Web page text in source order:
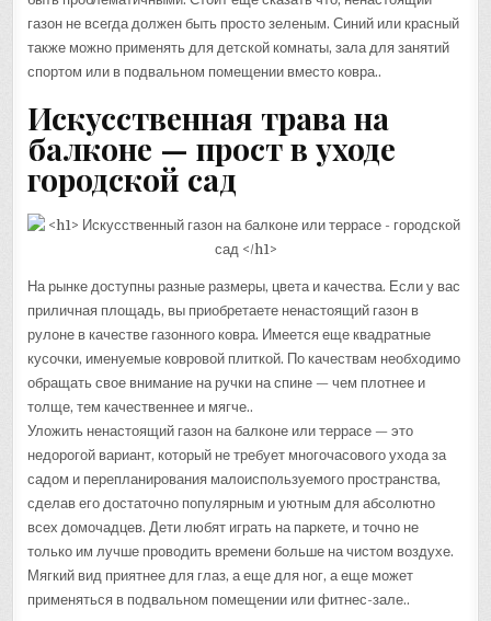
газон не всегда должен быть просто зеленым. Синий или красный
также можно применять для детской комнаты, зала для занятий
спортом или в подвальном помещении вместо ковра..
Искусственная трава на
балконе — прост в уходе
городской сад
На рынке доступны разные размеры, цвета и качества. Если у вас
приличная площадь, вы приобретаете ненастоящий газон в
рулоне в качестве газонного ковра. Имеется еще квадратные
кусочки, именуемые ковровой плиткой. По качествам необходимо
обращать свое внимание на ручки на спине — чем плотнее и
толще, тем качественнее и мягче..
Уложить ненастоящий газон на балконе или террасе — это
недорогой вариант, который не требует многочасового ухода за
садом и перепланирования малоиспользуемого пространства,
сделав его достаточно популярным и уютным для абсолютно
всех домочадцев. Дети любят играть на паркете, и точно не
только им лучше проводить времени больше на чистом воздухе.
Мягкий вид приятнее для глаз, а еще для ног, а еще может
применяться в подвальном помещении или фитнес-зале..